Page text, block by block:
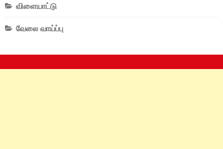
விளையாட்டு
வேலை வாய்ப்பு